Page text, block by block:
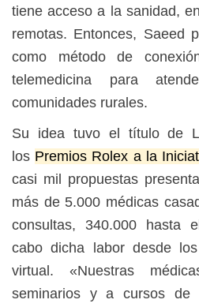
tiene acceso a la sanidad,
remotas. Entonces, Saeed
como método de
telemedicina para
comunidades rurales.
Su idea tuvoel título de
los Premios Rolex a la
casi mil propuestas
más de 5.000 médicas
consultas, 340.000 hasta
cabo dicha labor desde
virtual. «Nuestras
seminarios y a cursos de